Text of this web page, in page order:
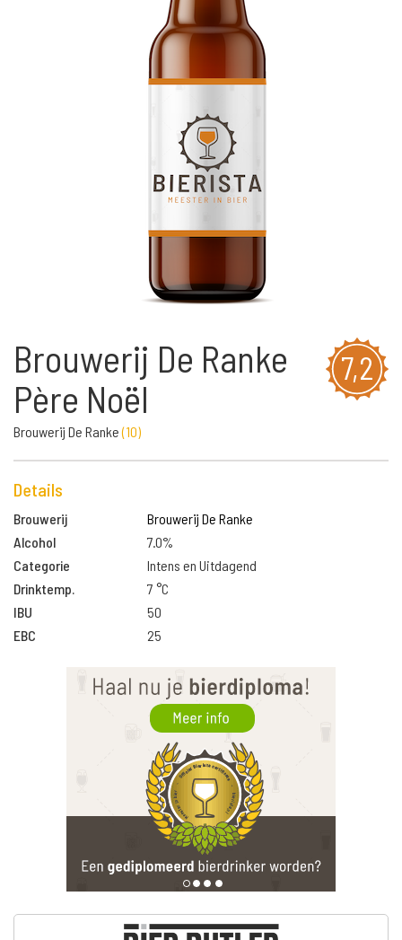
7,2
Brouwerij De Ranke
Père Noël
Brouwerij De Ranke(10)
Details
Brouwerij
Brouwerij De Ranke
Alcohol
7.0%
Categorie
Intens en Uitdagend
Drinktemp.
7 °C
IBU
50
EBC
25